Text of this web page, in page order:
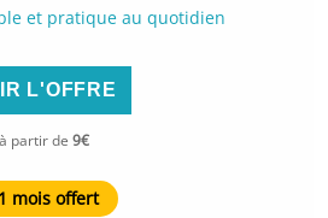
et pratique au quotidien
L'OFFRE
à partir de 9€
1 mois offert